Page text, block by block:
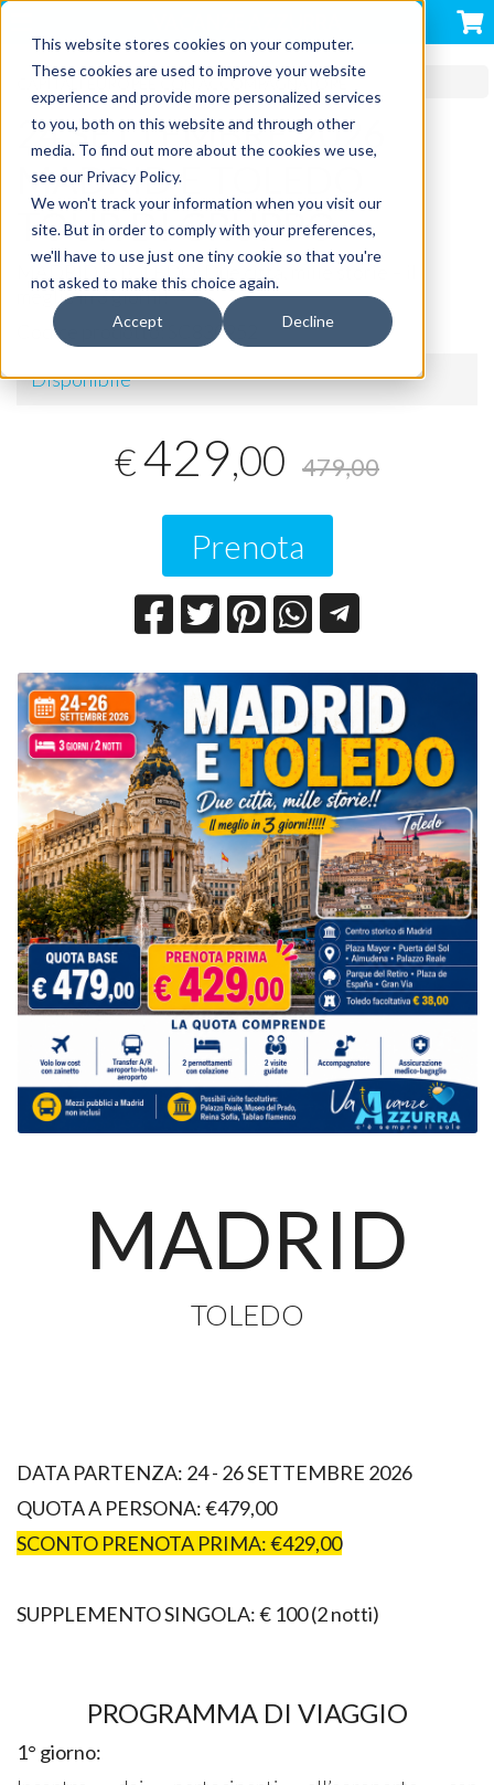
This website stores cookies on your computer.
These cookies are used to improve your website
experience and provide more personalized services
to you, both on this website and through other
media. To find out more about the cookies we use,
see our Privacy Policy.
We won't track your information when you visit our
site. But in order to comply with your preferences,
we'll have to use just one tiny cookie so that you're
not asked to make this choice again.
Accept Decline
CAPITALI EUROPEE CON ACCOMPAGNATORE
24 SETTEMBRE 2026
MADRID E TOLEDO
TOUR DI GRUPPO
MADRID TOLEDO : Due città, mille storie – il
meglio in 3 giorni!
Codice prodotto:
SC830252
Disponibile
€429,00 479,00
Prenota
MADRID
TOLEDO
DATA PARTENZA: 24 - 26 SETTEMBRE 2026
QUOTA A PERSONA: €479,00
SCONTO PRENOTA PRIMA: €429,00
SUPPLEMENTO SINGOLA: € 100 (2 notti)
PROGRAMMA DI VIAGGIO
1° giorno: